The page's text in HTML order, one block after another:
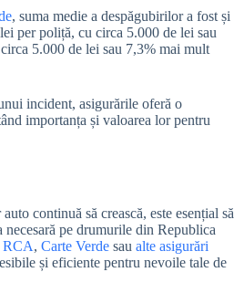
, suma medie a despăgubirilor a fost și
per poliță, cu circa 5.000 de lei sau
5.000 de lei sau 7,3% mai mult
incident, asigurările oferă o
importanța și valoarea lor pentru
continuă să crească, este esențial să
pe drumurile din Republica
RCA, Carte Verde sau alte asigurări
și eficiente pentru nevoile tale de